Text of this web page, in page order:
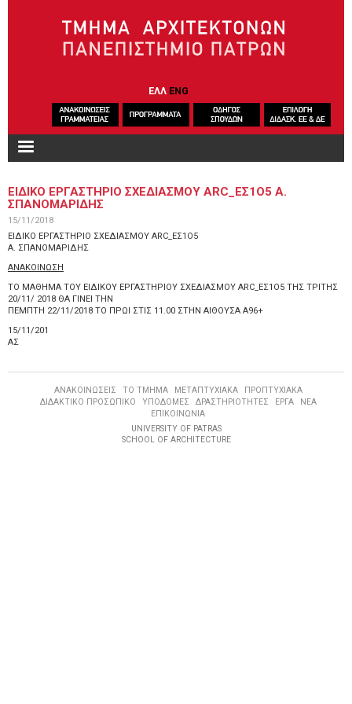
ΕΛΛ ENG
ΕΙΔΙΚΟ ΕΡΓΑΣΤΗΡΙΟ ΣΧΕΔΙΑΣΜΟΥ ARC_ΕΣ1Ο5 Α.
ΣΠΑΝΟΜΑΡΙΔΗΣ
15/11/2018
ΕΙΔΙΚΟ ΕΡΓΑΣΤΗΡΙΟ ΣΧΕΔΙΑΣΜΟΥ ARC_ΕΣ1Ο5
Α. ΣΠΑΝΟΜΑΡΙΔΗΣ
ΑΝΑΚΟΙΝΩΣΗ
ΤΟ ΜΑΘΗΜΑ ΤΟΥ ΕΙΔΙΚΟΥ ΕΡΓΑΣΤΗΡΙΟΥ ΣΧΕΔΙΑΣΜΟΥ ARC_ΕΣ1Ο5 ΤΗΣ ΤΡΙΤΗΣ
20/11/ 2018 ΘΑ ΓΙΝΕΙ ΤΗΝ
ΠΕΜΠΤΗ 22/11/2018 ΤΟ ΠΡΩΙ ΣΤΙΣ 11.00 ΣΤΗΝ ΑΙΘΟΥΣΑ Α96+
15/11/201
ΑΣ
ΑΝΑΚΟΙΝΩΣΕΙΣ ΤΟ ΤΜΗΜΑ ΜΕΤΑΠΤΥΧΙΑΚΑ
ΠΡΟΠΤΥΧΙΑΚΑ
ΔΙΔΑΚΤΙΚΟ ΠΡΟΣΩΠΙΚΟ
ΥΠΟΔΟΜΕΣ ΔΡΑΣΤΗΡΙΟΤΗΤΕΣ ΕΡΓΑ
ΝΕΑ
ΕΠΙΚΟΙΝΩΝΙΑ
UNIVERSITY OF PATRAS
SCHOOL OF ARCHITECTURE